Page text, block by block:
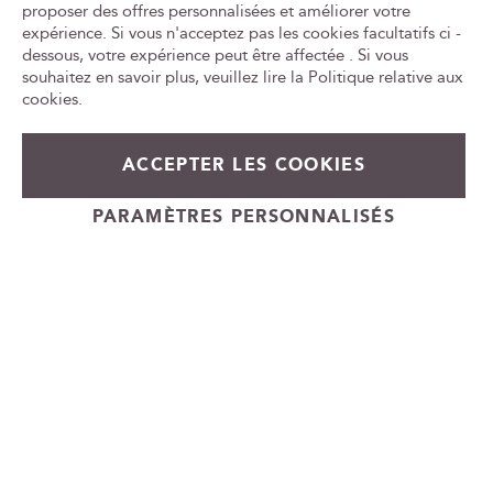
o
n
à
n
o
L'ABUS D'ALCOOL EST DANGEREUX POUR LA SANTÉ, À
CONSOMMER AVEC MODÉRATION
Cadeauvin.fr - © Copyright 2024 - Tous droits réservés
proposer des offres personnalisées et améliorer votre
expérience. Si vous n'acceptez pas les cookies facultatifs ci -
dessous, votre expérience peut être affectée . Si vous
souhaitez en savoir plus, veuillez lire la Politique relative aux
cookies.
ACCEPTER LES COOKIES
PARAMÈTRES PERSONNALISÉS